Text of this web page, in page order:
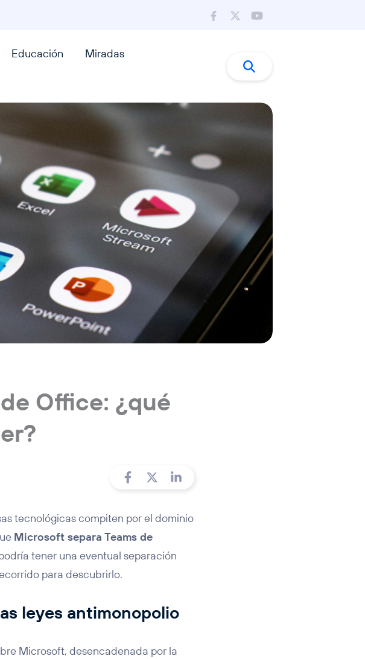
Educación
Miradas
Buscar
Office: ¿qué
tecnológicas compiten por el dominio
Microsoft separa Teams de
tener una eventual separación
para descubrirlo.
leyes antimonopolio
Microsoft, desencadenada por la